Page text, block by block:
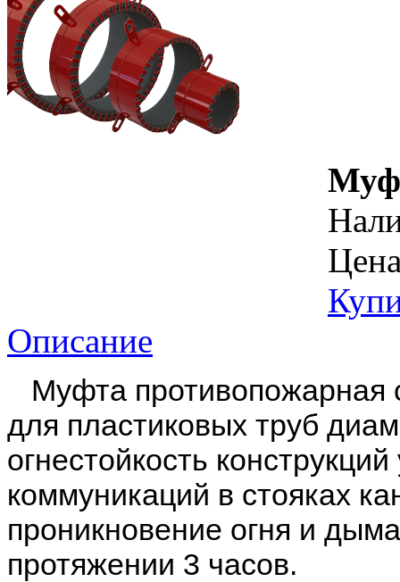
Описание
Муфта
для пластиковых труб
огнестойкость
коммуникаций в стояках
проникновение огня и
протяжении 3 часов.